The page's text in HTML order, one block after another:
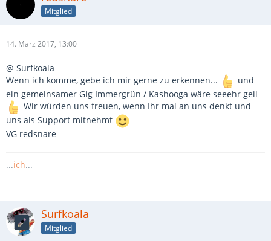
Mitglied
14. März 2017, 13:00
@ Surfkoala
Wenn ich komme, gebe ich mir gerne zu erkennen...
und
ein gemeinsamer Gig Immergrün / Kashooga wäre seeehr geil
Wir würden uns freuen, wenn Ihr mal an uns denkt und
uns als Support mitnehmt
VG redsnare
...ich...
Surfkoala
Mitglied